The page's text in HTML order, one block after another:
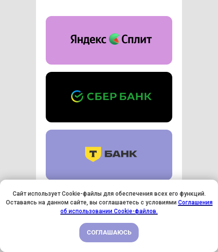
Оставьте заявку, и мы поможем
оформить рассрочку
Оставить заявку на рассрочку
У НАС ДЕНЬ РОЖДЕНИЯ! ВСЕМ СКИДКИ НА ОБУЧЕНИЕ!
ПОДРОБНЕЕ
Сайт использует Cookie-файлы для обеспечения всех его функций.
Оставаясь на данном сайте, вы соглашаетесь с условиями Соглашения
об использовании Cookie-файлов.
СОГЛАШАЮСЬ